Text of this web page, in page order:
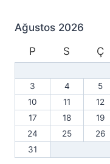
Ağustos 2026
P
S Ç
3
4 5
10
11 12
17
18 19
24
25 26
31